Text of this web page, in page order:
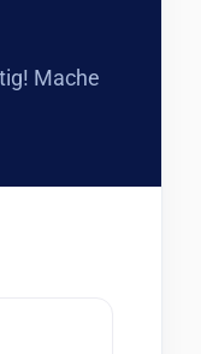
Mache